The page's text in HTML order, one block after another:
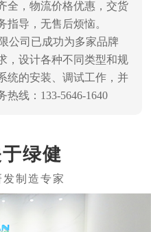
全，物流价格优惠，交货
指导，无售后烦恼。
公司已成功为多家品牌
，设计各种不同类型和规
统的安装、调试工作，并
线：133-5646-1640
绿健